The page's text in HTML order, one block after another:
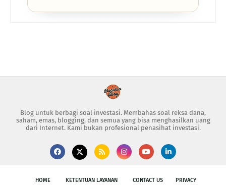
Blog untuk berbagi soal investasi. Membahas soal reksa dana,
saham, emas, blogging, dan semua yang bisa menghasilkan uang
dari Internet. Kami bukan profesional penasihat investasi.
HOME KETENTUAN LAYANAN CONTACT US PRIVACY